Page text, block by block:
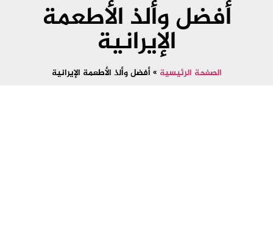
أفضل وألذ الأطعمة
الإيرانية
الصفحة الرئيسية » أفضل وألذ الأطعمة الإيرانية